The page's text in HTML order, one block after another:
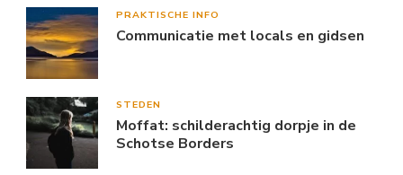
PRAKTISCHE INFO
Communicatie met locals en gidsen
STEDEN
Moffat: schilderachtig dorpje in de
Schotse Borders